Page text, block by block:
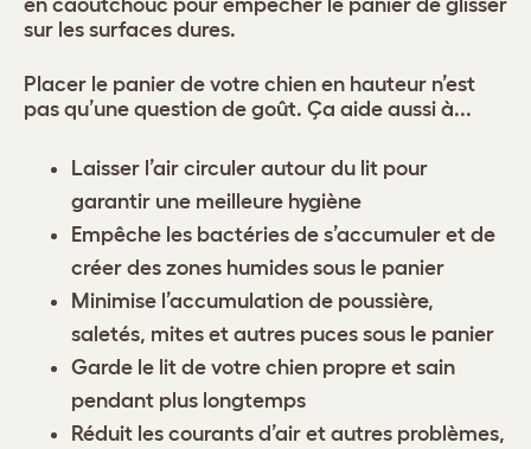
en caoutchouc pour empêcher le panier de glisser
sur les surfaces dures.
Placer le panier de votre chien en hauteur n’est
pas qu’une question de goût. Ça aide aussi à...
Laisser l’air circuler autour du lit pour
garantir une meilleure hygiène
Empêche les bactéries de s’accumuler et de
créer des zones humides sous le panier
Minimise l’accumulation de poussière,
saletés, mites et autres puces sous le panier
Garde le lit de votre chien propre et sain
pendant plus longtemps
Réduit les courants d’air et autres problèmes,